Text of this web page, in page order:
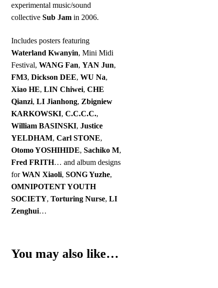
experimental music/sound
collective Sub Jamin 2006.
Includes posters featuring
Waterland Kwanyin, Mini Midi
Festival, WANG Fan, YAN Jun,
FM3, Dickson DEE, WU Na,
Xiao HE, LIN Chiwei, CHE
Qianzi, LI Jianhong, Zbigniew
KARKOWSKI, C.C.C.C.,
William BASINSKI, Justice
YELDHAM, Carl STONE,
Otomo YOSHIHIDE, Sachiko M,
Fred FRITH… and album designs
forWAN Xiaoli, SONG Yuzhe,
OMNIPOTENT YOUTH
SOCIETY, Torturing Nurse, LI
Zenghui…
You may also like…